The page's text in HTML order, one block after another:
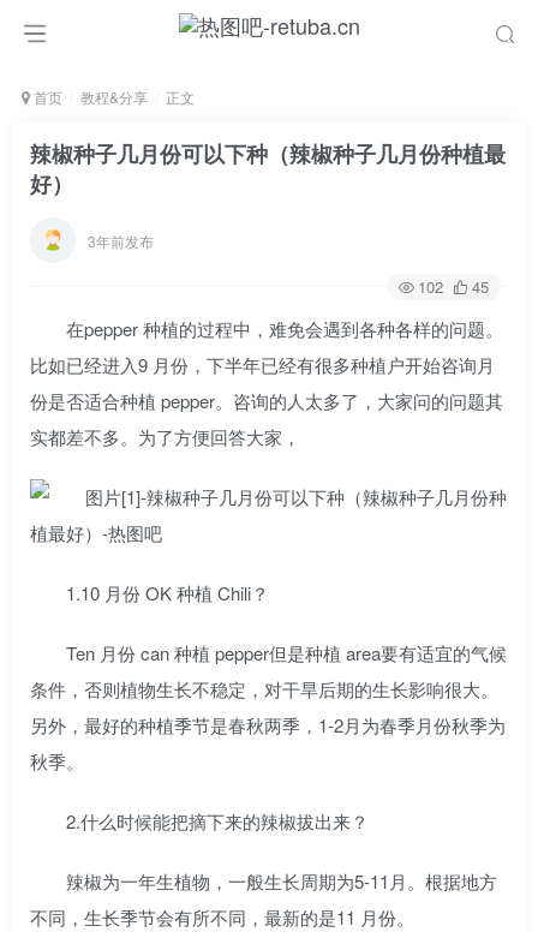
首页 教程&分享 正文
辣椒种子几月份可以下种（辣椒种子几月份种植最
好）
3年前发布
102 45
在pepper 种植的过程中，难免会遇到各种各样的问题。
比如已经进入9 月份，下半年已经有很多种植户开始咨询月
份是否适合种植 pepper。咨询的人太多了，大家问的问题其
实都差不多。为了方便回答大家，
1.10 月份 OK 种植 Chili？
Ten 月份 can 种植 pepper但是种植 area要有适宜的气候
条件，否则植物生长不稳定，对干旱后期的生长影响很大。
另外，最好的种植季节是春秋两季，1-2月为春季月份秋季为
秋季。
2.什么时候能把摘下来的辣椒拔出来？
辣椒为一年生植物，一般生长周期为5-11月。根据地方
不同，生长季节会有所不同，最新的是11 月份。